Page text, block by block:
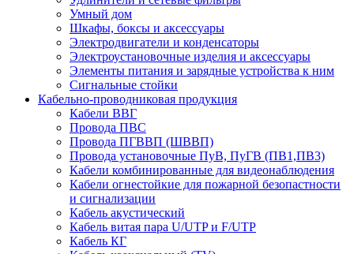
Умный дом
Шкафы, боксы и аксессуары
Электродвигатели и конденсаторы
Электроустановочные изделия и аксессуары
Элементы питания и зарядные устройства к ним
Сигнальные стойки
Кабельно-проводниковая продукция
Кабели ВВГ
Провода ПВС
Провода ПГВВП (ШВВП)
Провода установочные ПуВ, ПуГВ (ПВ1,ПВ3)
Кабели комбинированные для видеонаблюдения
Кабели огнестойкие для пожарной безопастности
и сигнализации
Кабель акустический
Кабель витая пара U/UTP и F/UTP
Кабель КГ